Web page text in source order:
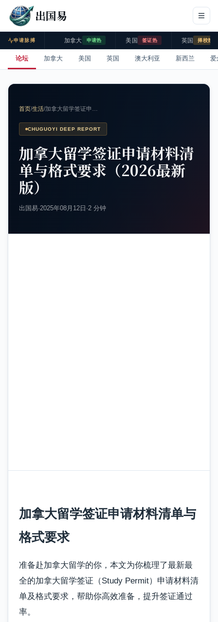
出国易
申请脉搏 加拿大 申请热 美国 签证热 英国 择校热
论坛 加拿大 美国 英国 澳大利亚 新西兰 爱
首页/生活/加拿大留学签证申…
CHUGUOYI DEEP REPORT
加拿大留学签证申请材料清
单与格式要求（2026最新
版）
出国易·2025年08月12日 ·2 分钟
加拿大留学签证申请材料清单与
格式要求
准备赴加拿大留学的你，本文为你梳理了最新最
全的加拿大留学签证（Study Permit）申请材料清
单及格式要求，帮助你高效准备，提升签证通过
率。